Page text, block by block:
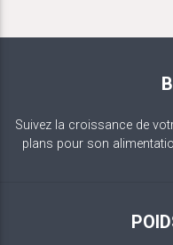
Suivez la croissance de
plans pour son